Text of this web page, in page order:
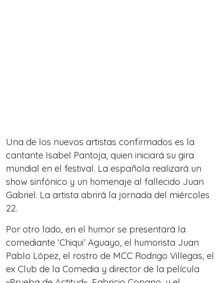
Una de los nuevos artistas confirmados es la
cantante Isabel Pantoja, quien iniciará su gira
mundial en el festival. La española realizará un
show sinfónico y un homenaje al fallecido Juan
Gabriel. La artista abrirá la jornada del miércoles
22.
Por otro lado, en el humor se presentará la
comediante ‘Chiqui’ Aguayo, el humorista Juan
Pablo López, el rostro de MCC Rodrigo Villegas, el
ex Club de la Comedia y director de la película